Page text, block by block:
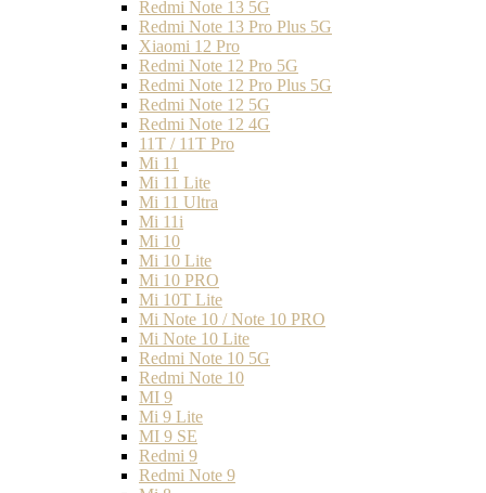
Redmi Note 13 5G
Redmi Note 13 Pro Plus 5G
Xiaomi 12 Pro
Redmi Note 12 Pro 5G
Redmi Note 12 Pro Plus 5G
Redmi Note 12 5G
Redmi Note 12 4G
11T / 11T Pro
Mi 11
Mi 11 Lite
Mi 11 Ultra
Mi 11i
Mi 10
Mi 10 Lite
Mi 10 PRO
Mi 10T Lite
Mi Note 10 / Note 10 PRO
Mi Note 10 Lite
Redmi Note 10 5G
Redmi Note 10
MI 9
Mi 9 Lite
MI 9 SE
Redmi 9
Redmi Note 9